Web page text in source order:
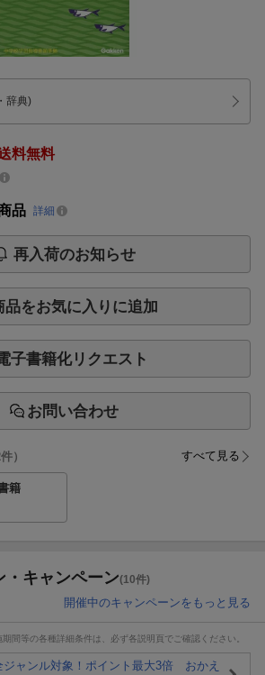
辞典)
料無料
品 詳細
再入荷のお知らせ
品をお気に入りに追加
子書籍化リクエスト
お問い合わせ
件） すべて見る
籍
・キャンペーン(10件)
開催中のキャンペーンをもっと見る
間等の各種詳細条件は、必ず各説明頁でご確認ください。
ジャンル対象！ポイント最大3倍 おかえ